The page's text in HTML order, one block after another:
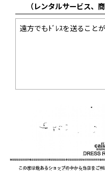
（レンタルサービス、
遠方でもﾄﾞﾚｽを送ること